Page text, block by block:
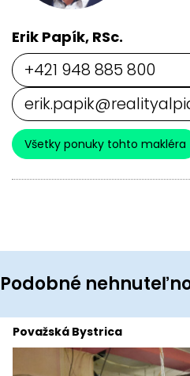
Erik Papík, RSc.
+421 948 885 800
Všetky ponuky tohto makléra
Podobné
Považská Bystrica